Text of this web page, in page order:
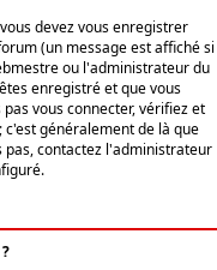
devez vous enregistrer
(un message est affiché si
ou l'administrateur du
enregistré et que vous
vous connecter, vérifiez et
généralement de là que
pas, contactez l'administrateur